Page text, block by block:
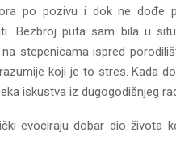
po pozivu i dok ne dođe
Bezbroj puta sam bila u
stepenicama ispred
koji je to stres. Kada
iskustva iz dugogodišnjeg
evociraju dobar dio života